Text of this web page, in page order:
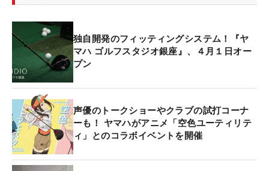
独自開発のフィッティングシステム！『ヤ
マハ ゴルフスタジオ銀座』、４月１日オー
プン
声優のトークショーやクラブの試打コーナ
ーも！ ヤマハがアニメ「空色ユーティリテ
ィ」とのコラボイベントを開催